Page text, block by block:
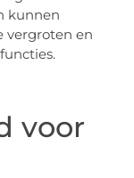
kunnen
vergroten en
voor